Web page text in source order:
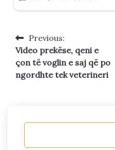
Post
navigation
Previous:
Video prekëse, qeni e
çon të voglin e saj që po
ngordhte tek veterineri